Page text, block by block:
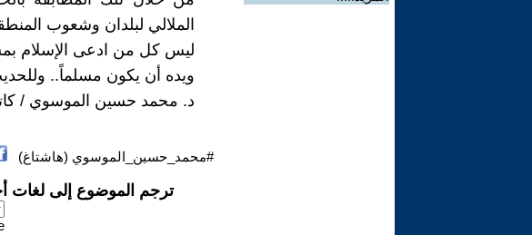
الملالي لبلدان وشعوب
ليس كل من ادعى الإسلام
ويده أن يكون مسلماً..
د. محمد حسين الموسوي /
#محمد_حسين_الموسوي (هاشتاغ)
ترجم الموضوع إلى لغات